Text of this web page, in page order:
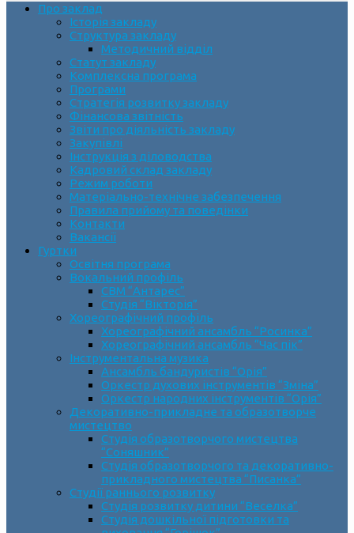
Про заклад
Історія закладу
Структура закладу
Методичний відділ
Статут закладу
Комплексна програма
Програми
Стратегія розвитку закладу
Фінансова звітність
Звіти про діяльність закладу
Закупівлі
Інструкція з діловодства
Кадровий склад закладу
Режим роботи
Матеріально-технічне забезпечення
Правила прийому та поведінки
Контакти
Вакансії
Гуртки
Освітня програма
Вокальний профіль
СВМ “Антарес”
Студія “Вікторія”
Хореографічний профіль
Хореографічний ансамбль “Росинка”
Хореографічний ансамбль “Час пік”
Інструментальна музика
Ансамбль бандуристів “Орія”
Оркестр духових інструментів “Зміна”
Оркестр народних інструментів “Орія”
Декоративно-прикладне та образотворче
мистецтво
Cтудія образотворчого мистецтва
“Соняшник”
Студія образотворчого та декоративно-
прикладного мистецтва “Писанка”
Студії раннього розвитку
Студія розвитку дитини “Веселка”
Студія дошкільної підготовки та